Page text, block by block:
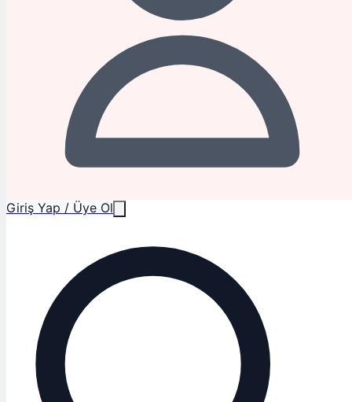
Giriş Yap / Üye Ol